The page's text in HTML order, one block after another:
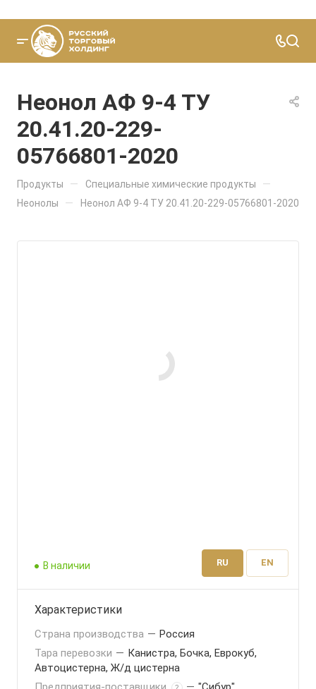
Неонол АФ 9-4 ТУ
20.41.20-229-
05766801-2020
Продукты — Специальные химические продукты —
Неонолы — Неонол АФ 9-4 ТУ 20.41.20-229-05766801-2020
В наличии RU EN
Характеристики
Страна производства — Россия
Тара перевозки — Канистра, Бочка, Еврокуб,
Автоцистерна, Ж/д цистерна